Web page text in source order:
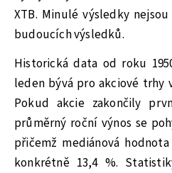
XTB. Minulé výsledky
budoucích výsledků.
Historická data od roku
leden bývá pro akciové trhy
Pokud akcie zakončily
průměrný roční výnos se
přičemž mediánová
konkrétně 13,4 %.